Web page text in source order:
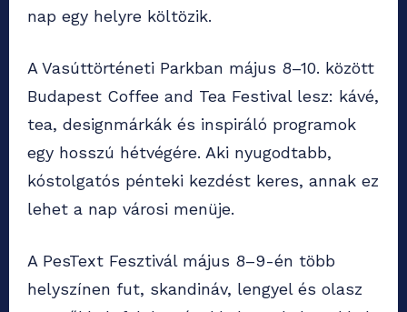
nap egy helyre költözik.
A Vasúttörténeti Parkban május 8–10. között
Budapest Coffee and Tea Festival lesz: kávé,
tea, designmárkák és inspiráló programok
egy hosszú hétvégére. Aki nyugodtabb,
kóstolgatós pénteki kezdést keres, annak ez
lehet a nap városi menüje.
A PesText Fesztivál május 8–9-én több
helyszínen fut, skandináv, lengyel és olasz